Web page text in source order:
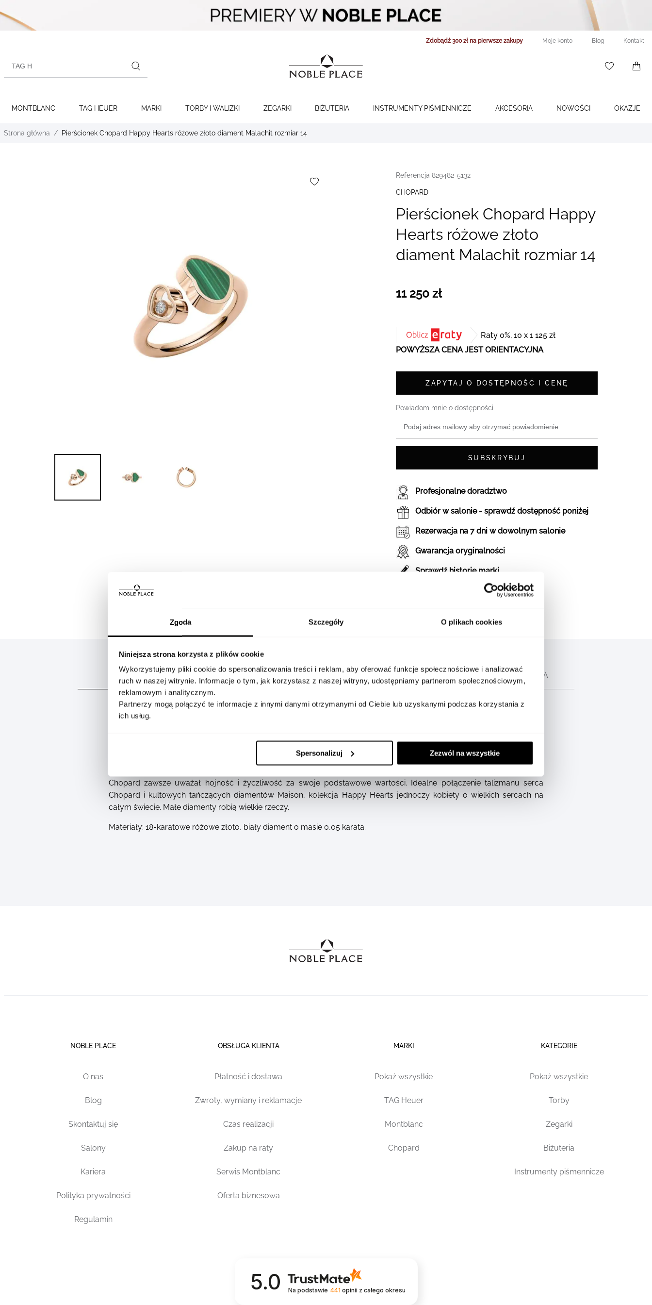
Zgoda Szczegóły O plikach cookies
Niniejsza strona korzysta z plików cookie
Wykorzystujemy pliki cookie do spersonalizowania treści i reklam, aby oferować funkcje społecznościowe i analizować
ruch w naszej witrynie. Informacje o tym, jak korzystasz z naszej witryny, udostępniamy partnerom społecznościowym,
reklamowym i analitycznym.
Partnerzy mogą połączyć te informacje z innymi danymi otrzymanymi od Ciebie lub uzyskanymi podczas korzystania z
ich usług.
Spersonalizuj Zezwól na wszystkie
content
Zdobądź 300 zł na pierwsze zakupy Moje konto Blog Kontakt
products
MONTBLANC TAG HEUER MARKI TORBY I WALIZKI ZEGARKI BIŻUTERIA INSTRUMENTY PIŚMIENNICZE AKCESORIA NOWOŚCI OKAZJE
Strona główna Pierścionek Chopard Happy Hearts różowe złoto diament Malachit rozmiar 14
Referencja 829482-5132
CHOPARD
Pierścionek Chopard Happy
Hearts różowe złoto
diament Malachit rozmiar 14
11 250 zł
Raty 0%, 10 x 1 125 zł
POWYŻSZA CENA JEST ORIENTACYJNA
ZAPYTAJ O DOSTĘPNOŚĆ I CENĘ
Powiadom mnie o dostępności
SUBSKRYBUJ
Profesjonalne doradztwo
Odbiór w salonie - sprawdź dostępność poniżej
Rezerwacja na 7 dni w dowolnym salonie
Gwarancja oryginalności
Sprawdź historię marki
OPIS
Chopard zawsze uważał hojność i życzliwość za swoje podstawowe wartości. Idealne połączenie talizmanu serca
Chopard i kultowych tańczących diamentów Maison, kolekcja Happy Hearts jednoczy kobiety o wielkich sercach na
całym świecie. Małe diamenty robią wielkie rzeczy.
Materiały: 18-karatowe różowe złoto, biały diament o masie 0,05 karata.
DOSTĘPNOŚĆ W SALONACH OPIS PRODUCENTA
NOBLE PLACE
O nas
Blog
Skontaktuj się
Salony
Kariera
Polityka prywatności
Regulamin
OBSŁUGA KLIENTA
Płatność i dostawa
Zwroty, wymiany i reklamacje
Czas realizacji
Zakup na raty
Serwis Montblanc
Oferta biznesowa
MARKI
Pokaż wszystkie
TAG Heuer
Montblanc
Chopard
KATEGORIE
Pokaż wszystkie
Torby
Zegarki
Biżuteria
Instrumenty piśmennicze
5.0 Na podstawie 441opinii z całego okresu